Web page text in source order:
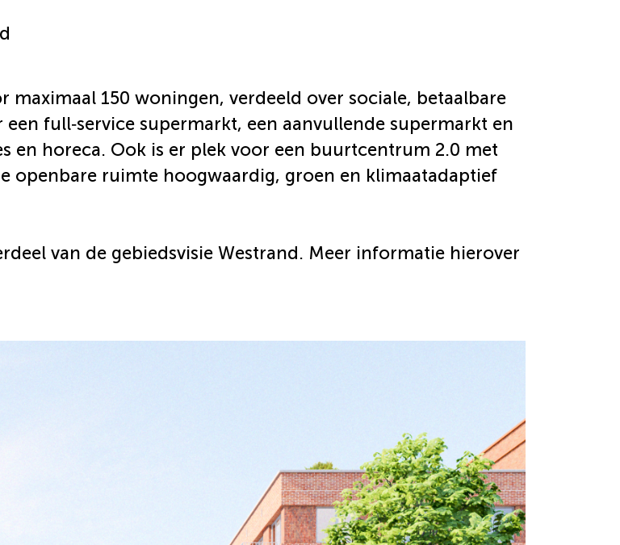
150 woningen, verdeeld over sociale, betaalbare
full‑service supermarkt, een aanvullende supermarkt en
en horeca. Ook is er plek voor een buurtcentrum 2.0 met
openbare ruimte hoogwaardig, groen en klimaatadaptief
van de gebiedsvisie Westrand. Meer informatie hierover